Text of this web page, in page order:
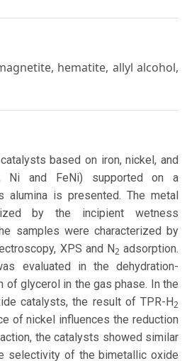
hematite, allyl alcohol,
based on iron, nickel, and
Ni and FeNi) supported on a
alumina is presented. The metal
by the incipient wetness
samples were characterized by
XPS and N2 adsorption.
evaluated in the dehydration-
of glycerol in the gas phase. In the
catalysts, the result of TPR-H2
of nickel influences the reduction
the catalysts showed similar
selectivity of the bimetallic oxide